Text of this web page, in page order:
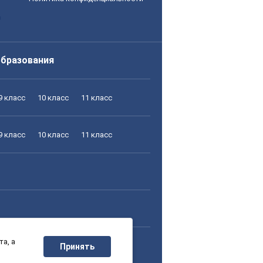
класс 10 класс 11 класс
класс 10 класс 11 класс
класс 10 класс 11 класс
а
Принять